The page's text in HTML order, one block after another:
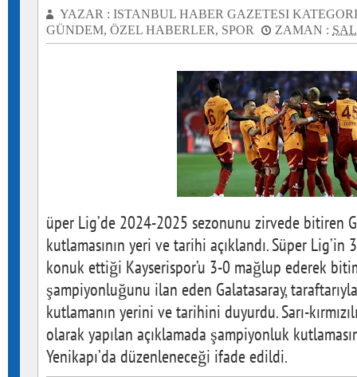
YAZAR : ISTANBUL HABER GAZETESI
GÜNDEM, ÖZEL HABERLER, SPOR ZAMAN :
üper Lig’de 2024-2025 sezonunu zirvede bitiren
kutlamasının yeri ve tarihi açıklandı. Süper Lig’in
konuk ettiği Kayserispor’u 3-0 mağlup ederek
şampiyonluğunu ilan eden Galatasaray,
kutlamanın yerini ve tarihini duyurdu. Sarı-
olarak yapılan açıklamada şampiyonluk
Yenikapı’da düzenleneceği ifade edildi.